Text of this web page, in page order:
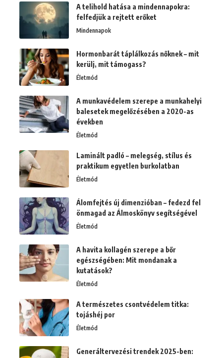
A telihold hatása a mindennapokra:
felfedjük a rejtett erőket
Mindennapok
Hormonbarát táplálkozás nőknek – mit
kerülj, mit támogass?
Életmód
A munkavédelem szerepe a munkahelyi
balesetek megelőzésében a 2020-as
években
Életmód
Laminált padló – melegség, stílus és
praktikum egyetlen burkolatban
Életmód
Álomfejtés új dimenzióban – fedezd fel
önmagad az Álmoskönyv segítségével
Életmód
A havita kollagén szerepe a bőr
egészségében: Mit mondanak a
kutatások?
Életmód
A természetes csontvédelem titka:
tojáshéj por
Életmód
Generáltervezési trendek 2025-ben: